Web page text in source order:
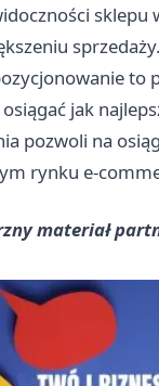
sprzedaży.
to
jak
pozwoli na
rynku e-
materiał